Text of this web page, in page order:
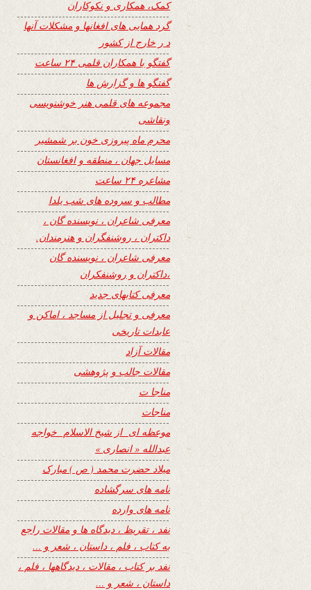
کمک، همکاری و نکوکاران
گرد همایی های افغانها و مشکلات آنها
د ر خارج از کشور
گفتگو با همکاران قلمی ۲۴ ساعت
گفتگو ها و گزارش ها
مجموعه های قلمی هنر خوشنویسی
ونقاشی
محرم ماه پیروزی خون بر شمشیر
مسایل جهان ، منطقه و افغانستان
مشاعره ۲۴ ساعت
مطالب و سروده های شب یلدا
معرفی شاعران ، نویسنده گان ،
داکتران ، روشنفگران و هنرمندان.
معرفی شاعران ، نویسنده گان
،داکتران و روشنفکران
معرفی کتابهای جدید
معرفی و تجلیل از مساجد ، اماکن و
عابدات تاریخی
مقالات آزاد
مقالات جالب و پژوهشی
مناجا ت
مناجات
موعظه ای از شیخ الاسلام خواجه
عبدالله « انصاری »
میلاد حضرت محمد ( ص ) مبارک
نامه های سرگشاده
نامه های وارده
نفد ، تقریظ ، دیدگاه ها و مقالات راجع
به کتاب ، فلم ، داستان ، شعر و …
نفد بر کتاب ، مقالات ، دیدگاهها ، فلم ،
داستان ، شعر و …